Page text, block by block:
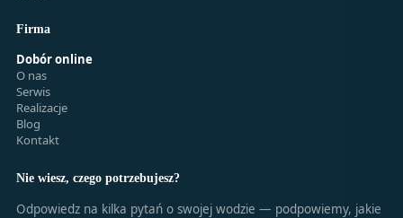
Firma
Dobór online
O nas
Serwis
Realizacje
Blog
Kontakt
Nie wiesz, czego potrzebujesz?
Odpowiedz na kilka pytań o swojej wodzie — podpowiemy, jakie